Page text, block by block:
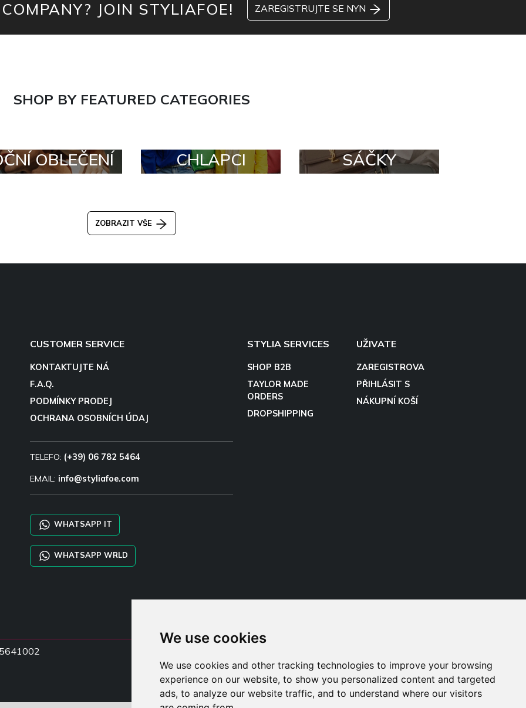
We use cookies
We use cookies and other tracking technologies to improve your browsing
experience on our website, to show you personalized content and targeted
ads, to analyze our website traffic, and to understand where our visitors
JOIN STYLIAFOE! ZAREGISTRUJTE SE NYN
SHOP BY FEATURED CATEGORIES
OBLEČENÍ CHLAPCI SÁČKY
ZOBRAZIT VŠE
CUSTOMER SERVICE
KONTAKTUJTE NÁ
F.A.Q.
PODMÍNKY PRODEJ
OCHRANA OSOBNÍCH ÚDAJ
TELEFO: (+39) 06 782 5464
EMAIL: info@styliafoe.com
WHATSAPP IT
WHATSAPP WRLD
STYLIA SERVICES
SHOP B2B
TAYLOR MADE
ORDERS
DROPSHIPPING
UŽIVATE
ZAREGISTROVA
PŘIHLÁSIT S
NÁKUPNÍ KOŠÍ